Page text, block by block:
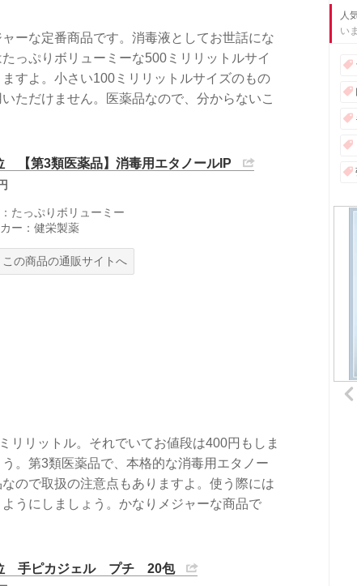
ーな定番商品です。消毒液としてお世話にな
っぷりボリューミーな500ミリリットルサイ
すよ。小さい100ミリリットルサイズのもの
ただけません。医薬品なので、分からないこ
【第3類医薬品】消毒用エタノールIP
たっぷりボリューミー
ー：健栄製薬
この商品の通販サイトへ
リリットル。それでいてお値段は400円もしま
。第3類医薬品で、本格的な消毒用エタノー
ので取扱の注意点もありますよ。使う際には
うにしましょう。かなりメジャーな商品で
手ピカジェル プチ 20包
人
い